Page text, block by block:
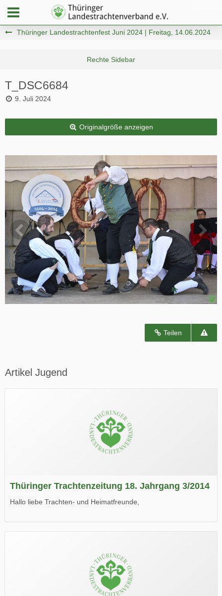
Thüringer Landestrachtenfest Juni 2024 | Freitag, 14.06.2024
T_DSC6684
9. Juli 2024
Originalgröße anzeigen
Teilen
Artikel Jugend
Thüringer Trachtenzeitung 18. Jahrgang 3/2014
Hallo liebe Trachten- und Heimatfreunde,
Wir wünschen Euch viel Spaß beim Lesen.